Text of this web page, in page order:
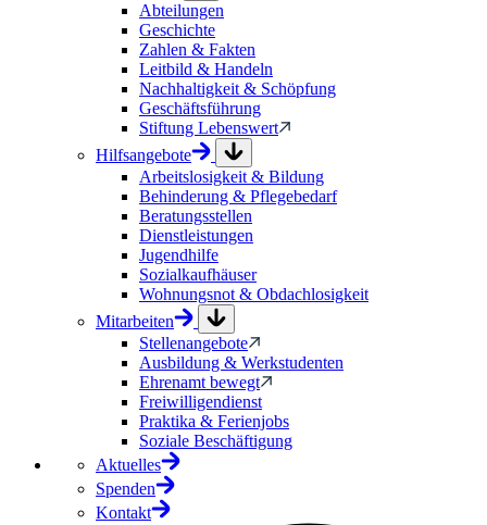
Abteilungen
Geschichte
Zahlen & Fakten
Leitbild & Handeln
Nachhaltigkeit & Schöpfung
Geschäftsführung
Stiftung Lebenswert
Hilfsangebote
Arbeitslosigkeit & Bildung
Behinderung & Pflegebedarf
Beratungsstellen
Dienstleistungen
Jugendhilfe
Sozialkaufhäuser
Wohnungsnot & Obdachlosigkeit
Mitarbeiten
Stellenangebote
Ausbildung & Werkstudenten
Ehrenamt bewegt
Freiwilligendienst
Praktika & Ferienjobs
Soziale Beschäftigung
Aktuelles
Spenden
Kontakt